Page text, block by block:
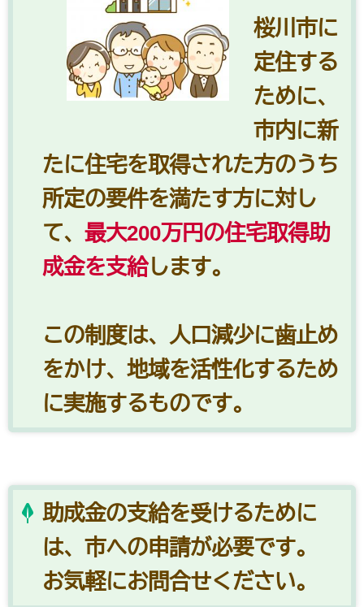
桜川市に
定住する
ために、
市内に新
たに住宅を取得された方のうち
所定の要件を満たす方に対し
て、 最大200万円の住宅取得助
成金を支給します。
この制度は、人口減少に歯止め
をかけ、地域を活性化するため
に実施するものです。
助成金の支給を受けるために
は、市への申請が必要です。
お気軽にお問合せください。